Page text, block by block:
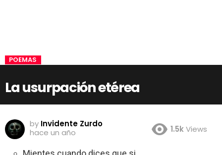
POEMAS
La usurpación etérea
by Invidente Zurdo
hace un año
1.5kViews